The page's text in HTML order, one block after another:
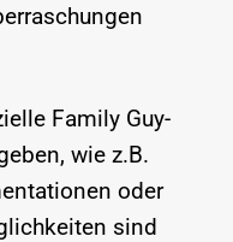
Family Guy-
wie z.B.
oder
sind